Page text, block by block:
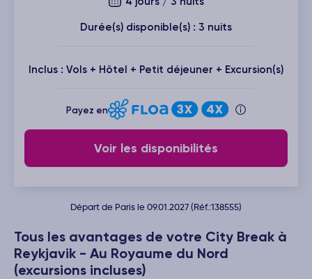
Tous les avantages de votre City Break à
Reykjavik - Au Royaume du Nord
(excursions incluses)
Durée(s) disponible(s) : 3 nuits
Inclus : Vols + Hôtel + Petit déjeuner + Excursion(s)
Payez en
Voir les disponibilités
Départ de Paris le 09.01.2027 (Réf.:138555)